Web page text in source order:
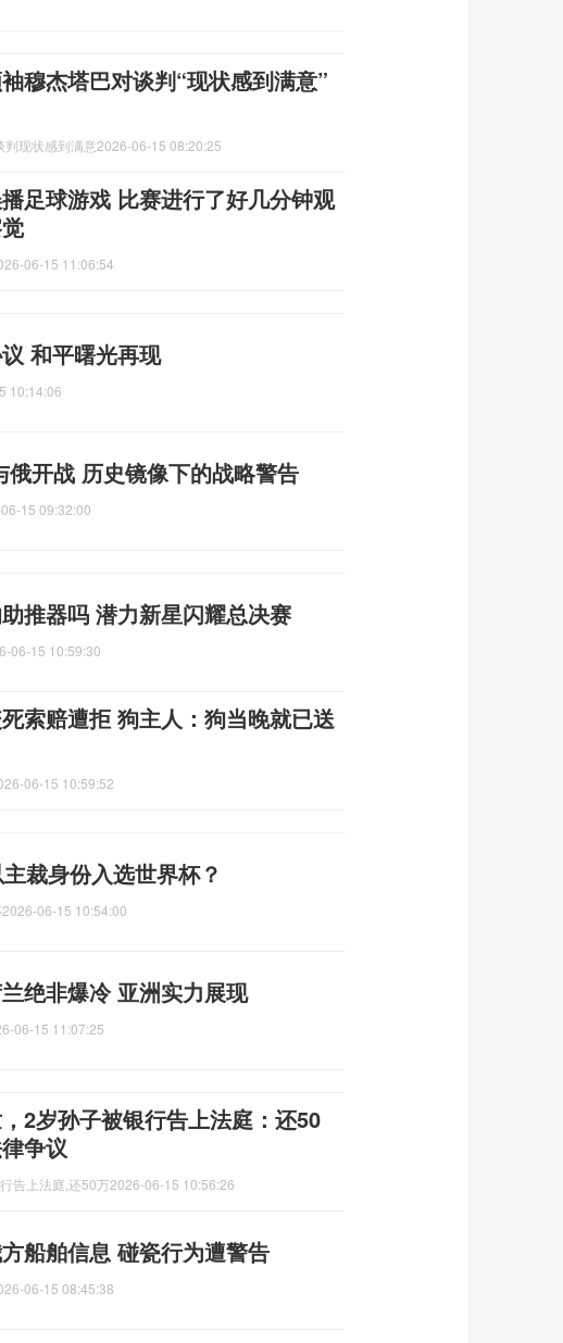
穆杰塔巴对谈判“现状感到满意”
判现状感到满意2026-06-15 08:20:25
足球游戏 比赛进行了好几分钟观
06-15 11:06:54
和平曙光再现
10:14:06
开战 历史镜像下的战略警告
15 09:32:00
推器吗 潜力新星闪耀总决赛
06-15 10:59:30
索赔遭拒 狗主人：狗当晚就已送
06-15 10:59:52
裁身份入选世界杯？
2026-06-15 10:54:00
绝非爆冷 亚洲实力展现
06-15 11:07:25
2岁孙子被银行告上法庭：还50
争议
告上法庭,还50万2026-06-15 10:56:26
船舶信息 碰瓷行为遭警告
06-15 08:45:38